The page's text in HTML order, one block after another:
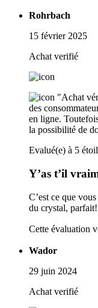
Rohrbach
15 février 2025
Achat verifié
"Achat
des
en ligne.
la possibilité de
Evalué(e) à 5
Y’as t’il
C’est ce que
du crystal, parfait!
Cette évaluation
Wador
29 juin 2024
Achat verifié